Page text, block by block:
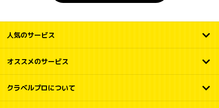
人気のサービス
オススメのサービス
クラベルプロについて